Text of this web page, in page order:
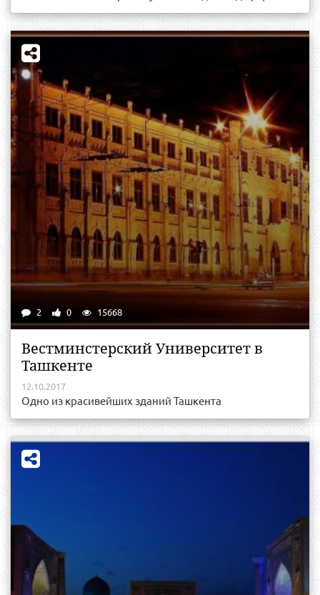
2 0 15668
Вестминстерский Университет в
Ташкенте
12.10.2017
Одно из красивейших зданий Ташкента